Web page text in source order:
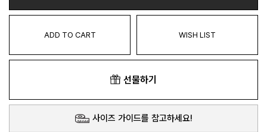
ADD TO CART WISH LIST
선물하기
사이즈 가이드를 참고하세요!